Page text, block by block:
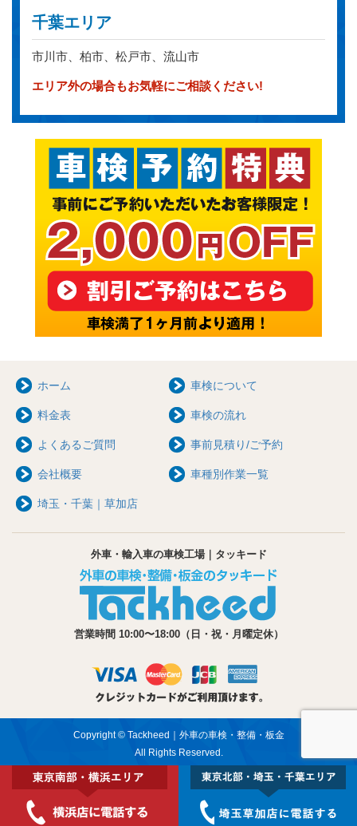
千葉エリア
市川市、柏市、松戸市、流山市
エリア外の場合もお気軽にご相談ください!
ホーム 車検について
料金表 車検の流れ
よくあるご質問 事前見積り/ご予約
会社概要 車種別作業一覧
埼玉・千葉｜草加店
外車・輸入車の車検工場｜タッキード
営業時間 10:00〜18:00（日・祝・月曜定休）
Copyright © Tackheed｜外車の車検・整備・板金
All Rights Reserved.